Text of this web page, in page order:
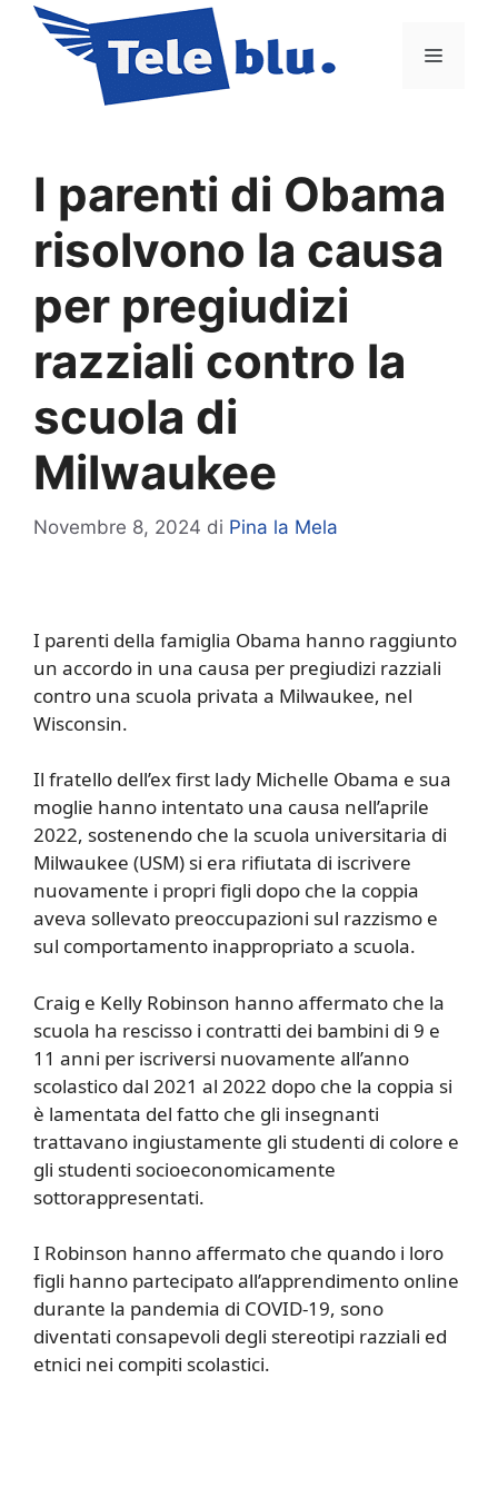
contenuto
Menu
I parenti di Obama
risolvono la causa
per pregiudizi
razziali contro la
scuola di
Milwaukee
Novembre 8, 2024 di Pina la Mela
I parenti della famiglia Obama hanno raggiunto
un accordo in una causa per pregiudizi razziali
contro una scuola privata a Milwaukee, nel
Wisconsin.
Il fratello dell’ex first lady Michelle Obama e sua
moglie hanno intentato una causa nell’aprile
2022, sostenendo che la scuola universitaria di
Milwaukee (USM) si era rifiutata di iscrivere
nuovamente i propri figli dopo che la coppia
aveva sollevato preoccupazioni sul razzismo e
sul comportamento inappropriato a scuola.
Craig e Kelly Robinson hanno affermato che la
scuola ha rescisso i contratti dei bambini di 9 e
11 anni per iscriversi nuovamente all’anno
scolastico dal 2021 al 2022 dopo che la coppia si
è lamentata del fatto che gli insegnanti
trattavano ingiustamente gli studenti di colore e
gli studenti socioeconomicamente
sottorappresentati.
I Robinson hanno affermato che quando i loro
figli hanno partecipato all’apprendimento online
durante la pandemia di COVID-19, sono
diventati consapevoli degli stereotipi razziali ed
etnici nei compiti scolastici.